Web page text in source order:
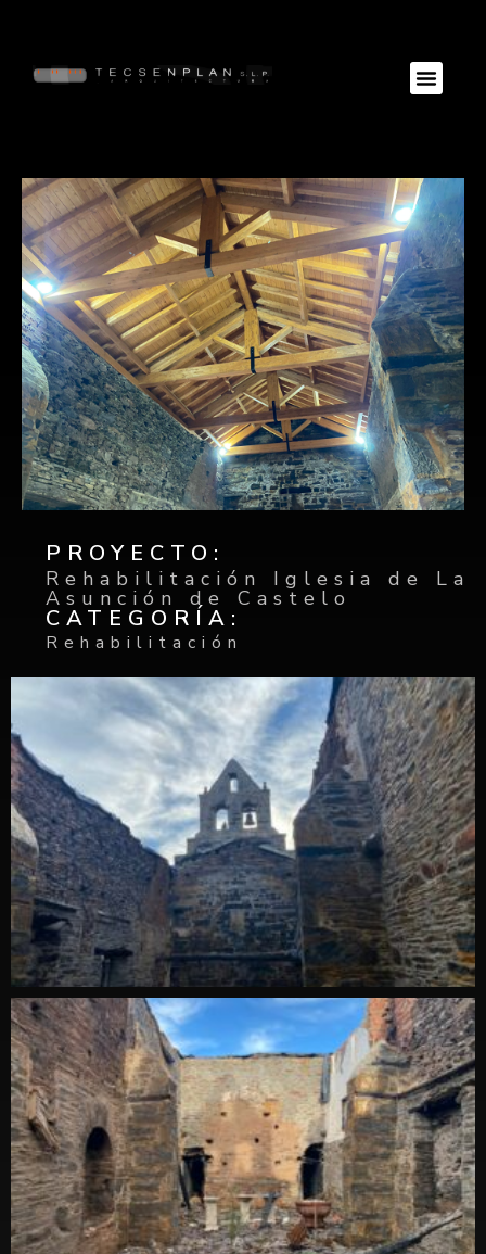
PROYECTO:
Rehabilitación Iglesia de La
Asunción de Castelo
CATEGORÍA:
Rehabilitación